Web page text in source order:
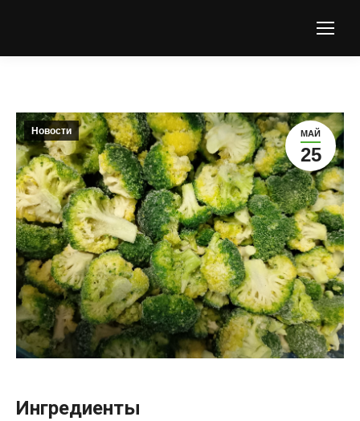
МАЙ
25
Новости
Ингредиенты